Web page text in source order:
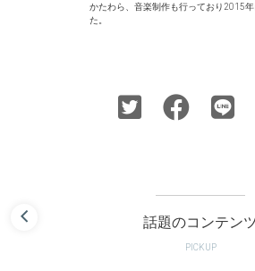
かたわら、音楽制作も行っており2015年
た。
話題のコンテン
PICKUP